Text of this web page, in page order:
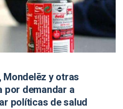
Mondelēz y otras
por demandar a
políticas de salud